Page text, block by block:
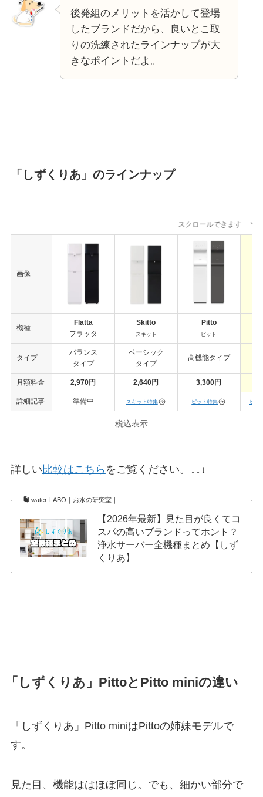
後発組のメリットを活かして登場
したブランドだから、良いとこ取
りの洗練されたラインナップが大
きなポイントだよ。
「しずくりあ」のラインナップ
スクロールできます
画像
機種
Flatta
フラッタ
Skitto
スキット
Pitto
ピット
タイプ
バランス
タイプ
ベーシック
タイプ
高機能タイプ
月額料金 2,970円 2,640円 3,300円
詳細記事 準備中 スキット特集 ピット特集 ピッ
税込表示
詳しい 比較はこちら をご覧ください。↓↓↓
water-LABO｜お水の研究室｜
【2026年最新】見た目が良くてコ
スパの高いブランドってホント？
浄水サーバー全機種まとめ【しず
くりあ】
「しずくりあ」PittoとPitto miniの違い
「しずくりあ」Pitto miniはPittoの姉妹モデルで
す。
見た目、機能ははほぼ同じ。でも、細かい部分で